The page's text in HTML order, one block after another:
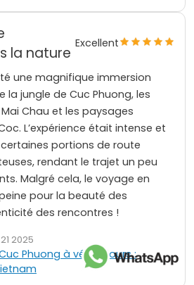
la nature
Excellent
une magnifique immersion
la jungle de Cuc Phuong, les
Chau et les paysages
L’expérience était intense et
portions de route
rendant le trajet un peu
Malgré cela, le voyage en
pour la beauté des
des rencontres !
2025
Phuong à vélo 4 jours :